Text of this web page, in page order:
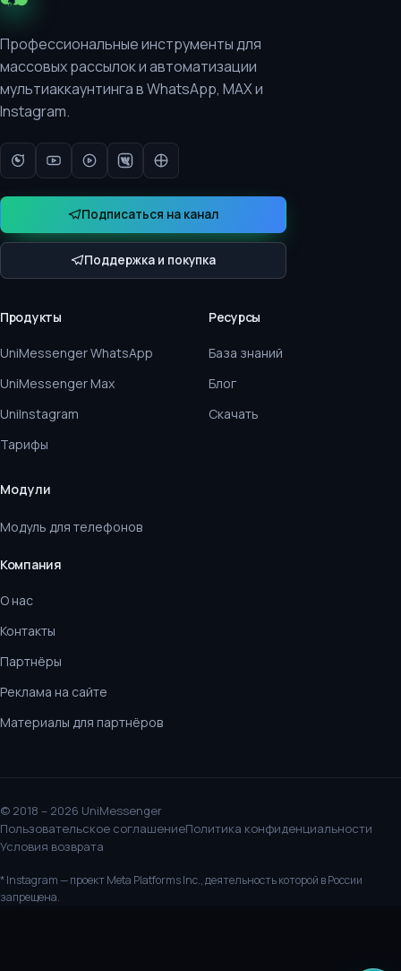
Профессиональные инструменты для
массовых рассылок и автоматизации
мультиаккаунтинга в WhatsApp, MAX и
Instagram.
Подписаться на канал
Поддержка и покупка
Продукты
UniMessenger WhatsApp
UniMessenger Max
UniInstagram
Тарифы
Модули
Модуль для телефонов
Ресурсы
База знаний
Блог
Скачать
Компания
О нас
Контакты
Партнёры
Реклама на сайте
Материалы для партнёров
© 2018 – 2026 UniMessenger
Пользовательское соглашениеПолитика конфиденциальности
Условия возврата
* Instagram — проект Meta Platforms Inc., деятельность которой в России
запрещена.